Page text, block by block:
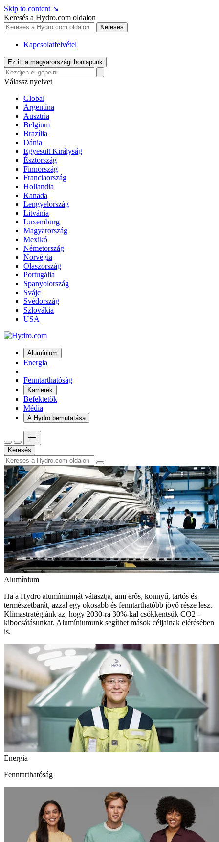
Skip to content ↘
Keresés a Hydro.com oldalon
Keresés
Kapcsolatfelvétel
Ez itt a magyarországi honlapunk
Válassz nyelvet
Global
Argentína
Ausztria
Belgium
Brazília
Dánia
Egyesült Királyság
Észtország
Finnország
Franciaország
Hollandia
Kanada
Lengyelország
Litvánia
Luxemburg
Magyarország
Mexikó
Németország
Norvégia
Olaszország
Portugália
Spanyolország
Svájc
Svédország
Szlovákia
USA
Alumínium
Energia
Fenntarthatóság
Karrierek
Befektetők
Média
A Hydro bemutatása
Keresés
Alumínium
Ha a Hydro alumíniumját választja, ami erős, könnyű, tartós és
természetbarát, azzal egy okosabb és fenntarthatóbb jövő része lesz.
Klímastratégiánk az, hogy 2030-ra 30%-kal csökkentsük CO2 -
kibocsátásunkat. Alumíniumunk segíthet mások céljainak elérésében
is.
Energia
Fenntarthatóság